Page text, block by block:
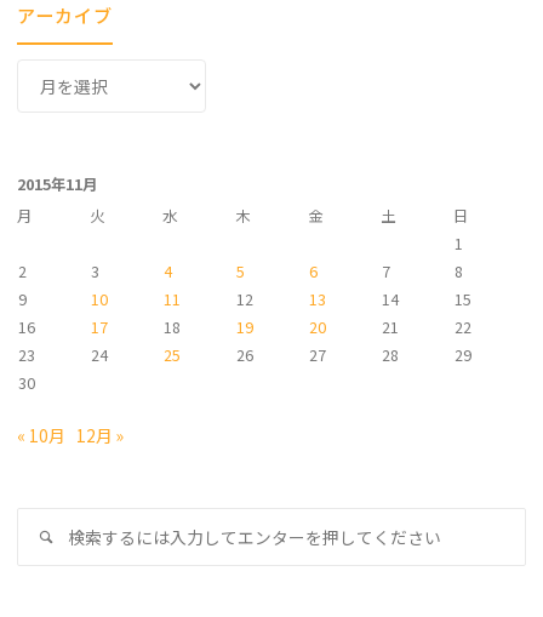
アーカイブ
ブ
2015年11月
月
火 水 木 金 土
日
1
2
3 4 5 6 7
8
9
10 11 12 13 14
15
16
17 18 19 20 21
22
23
24 25 26 27 28
29
30
« 10月 12月 »
検